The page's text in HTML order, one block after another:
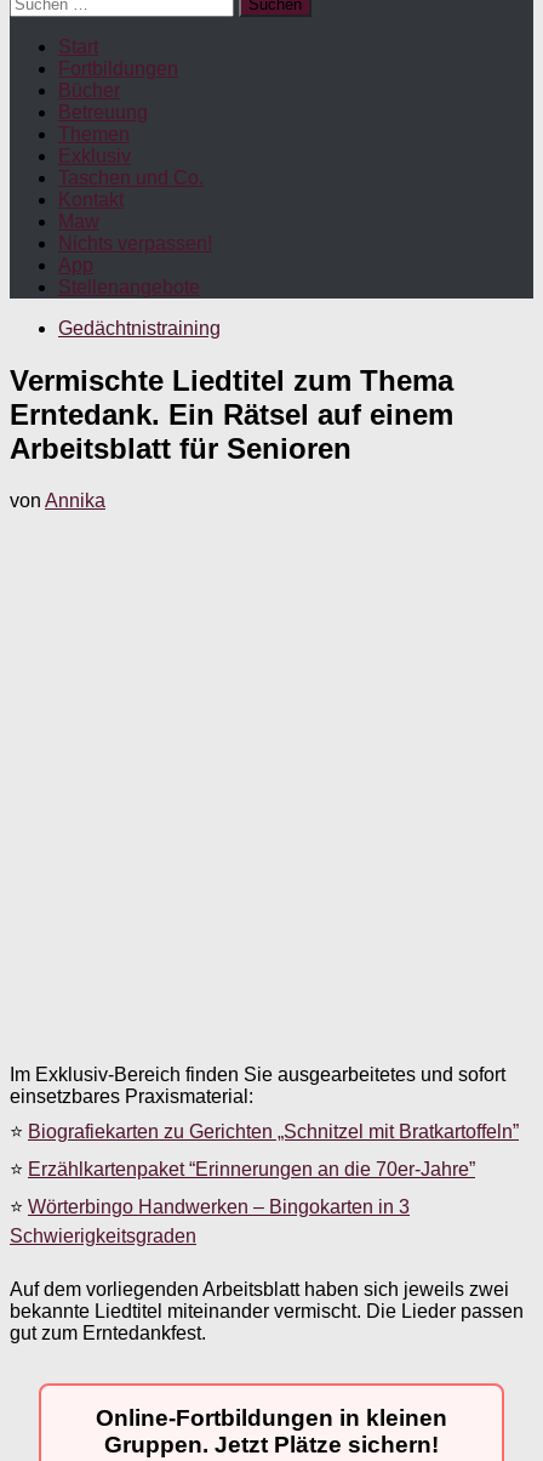
nach:
Start
Fortbildungen
Bücher
Betreuung
Themen
Exklusiv
Taschen und Co.
Kontakt
Maw
Nichts verpassen!
App
Stellenangebote
Gedächtnistraining
Vermischte Liedtitel zum Thema
Erntedank. Ein Rätsel auf einem
Arbeitsblatt für Senioren
von Annika
Im Exklusiv-Bereich finden Sie ausgearbeitetes und sofort
einsetzbares Praxismaterial:
⭐ Biografiekarten zu Gerichten „Schnitzel mit Bratkartoffeln”
⭐ Erzählkartenpaket “Erinnerungen an die 70er-Jahre”
⭐ Wörterbingo Handwerken – Bingokarten in 3
Schwierigkeitsgraden
Auf dem vorliegenden Arbeitsblatt haben sich jeweils zwei
bekannte Liedtitel miteinander vermischt. Die Lieder passen
gut zum Erntedankfest.
Online-Fortbildungen in kleinen
Gruppen. Jetzt Plätze sichern!